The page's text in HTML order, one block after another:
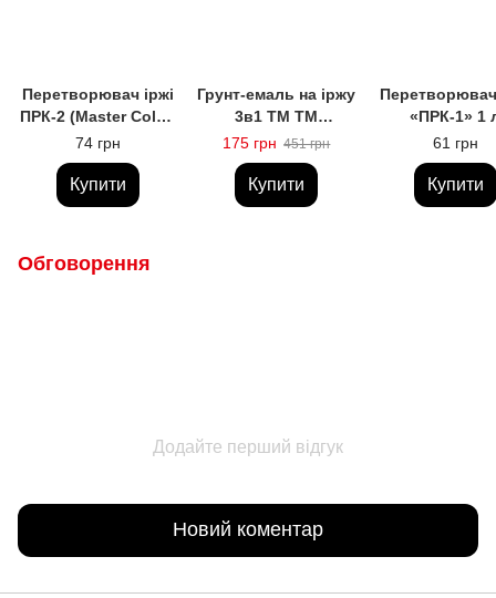
Перетворювач іржі
ПРК‑2 (Master Color)
0,5 трегер ТМ ЗБХ
74 грн
Купити
Грунт-емаль на іржу
3в1 ТМ ТМ
«Яхтова»
175 грн 451 грн
Купити
Перетворювач
«ПРК-1» 1
61 грн
Купити
Обговорення
Додайте перший відгук
Новий коментар